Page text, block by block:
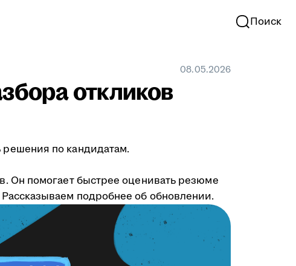
Поиск
08.05.2026
откликов
решения по кандидатам.
Он помогает быстрее оценивать резюме
подробнее об обновлении.